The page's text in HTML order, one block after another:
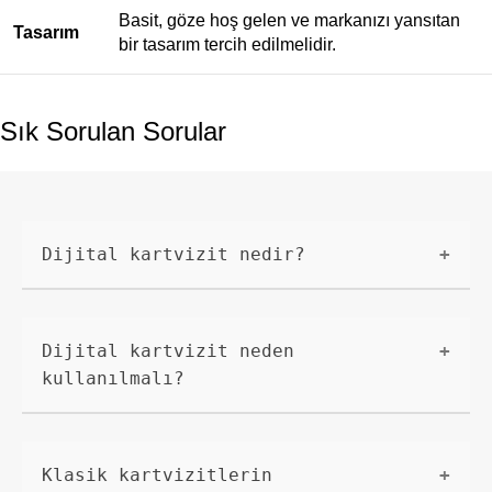
Tasarım
Basit, göze hoş gelen ve markanızı yansıtan
bir tasarım tercih edilmelidir.
Sık Sorulan Sorular
Dijital kartvizit nedir?
taşınmış halidir. İçerisinde kişisel
bilgilerin, iletişim bilgilerinin ve
firma logosunun bulunduğu bir dijital
Dijital kartvizit neden
kullanılmalı?
ekonomik ve çevre dostudur. Tek bir
Klasik kartvizitlerin